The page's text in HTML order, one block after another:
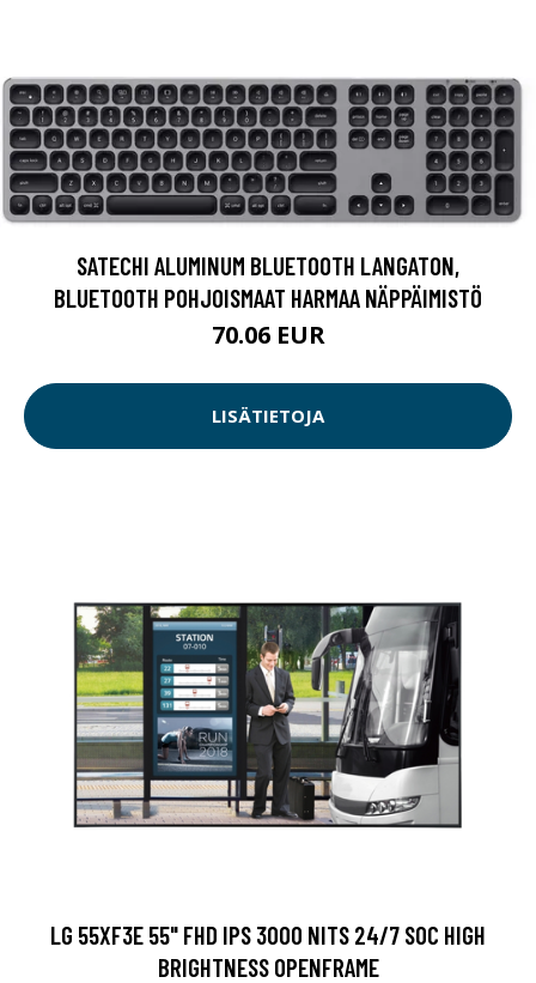
SATECHI ALUMINUM BLUETOOTH LANGATON,
BLUETOOTH POHJOISMAAT HARMAA NÄPPÄIMISTÖ
70.06 EUR
LISÄTIETOJA
LG 55XF3E 55" FHD IPS 3000 NITS 24/7 SOC HIGH
BRIGHTNESS OPENFRAME